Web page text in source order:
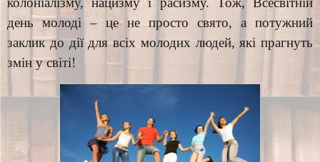
день молоді – це не просто свято, а потужний
заклик до дії для всіх молодих людей, які прагнуть
змін у світі!